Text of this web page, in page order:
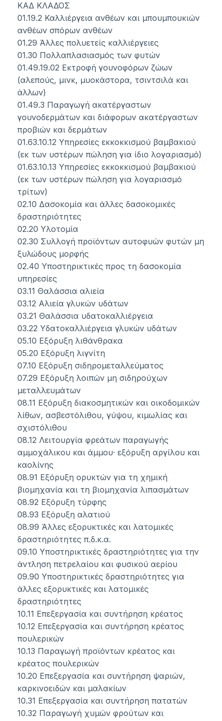
ΚΑΔ ΚΛΑΔΟΣ
01.19.2 Καλλιέργεια ανθέων και μπουμπουκιών
ανθέων σπόρων ανθέων
01.29 Άλλες πολυετείς καλλιέργειες
01.30 Πολλαπλασιασμός των φυτών
01.49.19.02 Εκτροφή γουνοφόρων ζώων
(αλεπούς, μινκ, μυοκάστορα, τσιντσιλά και
άλλων)
01.49.3 Παραγωγή ακατέργαστων
γουνοδερμάτων και διάφορων ακατέργαστων
προβιών και δερμάτων
01.63.10.12 Υπηρεσίες εκκοκκισμού βαμβακιού
(εκ των υστέρων πώληση για ίδιο λογαριασμό)
01.63.10.13 Υπηρεσίες εκκοκκισμού βαμβακιού
(εκ των υστέρων πώληση για λογαριασμό
τρίτων)
02.10 Δασοκομία και άλλες δασοκομικές
δραστηριότητες
02.20 Υλοτομία
02.30 Συλλογή προϊόντων αυτοφυών φυτών μη
ξυλώδους μορφής
02.40 Υποστηρικτικές προς τη δασοκομία
υπηρεσίες
03.11 Θαλάσσια αλιεία
03.12 Αλιεία γλυκών υδάτων
03.21 Θαλάσσια υδατοκαλλιέργεια
03.22 Υδατοκαλλιέργεια γλυκών υδάτων
05.10 Εξόρυξη λιθάνθρακα
05.20 Εξόρυξη λιγνίτη
07.10 Εξόρυξη σιδηρομεταλλεύματος
07.29 Εξόρυξη λοιπών μη σιδηρούχων
μεταλλευμάτων
08.11 Εξόρυξη διακοσμητικών και οικοδομικών
λίθων, ασβεστόλιθου, γύψου, κιμωλίας και
σχιστόλιθου
08.12 Λειτουργία φρεάτων παραγωγής
αμμοχάλικου και άμμου· εξόρυξη αργίλου και
καολίνης
08.91 Εξόρυξη ορυκτών για τη χημική
βιομηχανία και τη βιομηχανία λιπασμάτων
08.92 Εξόρυξη τύρφης
08.93 Εξόρυξη αλατιού
08.99 Άλλες εξορυκτικές και λατομικές
δραστηριότητες π.δ.κ.α.
09.10 Υποστηρικτικές δραστηριότητες για την
άντληση πετρελαίου και φυσικού αερίου
09.90 Υποστηρικτικές δραστηριότητες για
άλλες εξορυκτικές και λατομικές
δραστηριότητες
10.11 Επεξεργασία και συντήρηση κρέατος
10.12 Επεξεργασία και συντήρηση κρέατος
πουλερικών
10.13 Παραγωγή προϊόντων κρέατος και
κρέατος πουλερικών
10.20 Επεξεργασία και συντήρηση ψαριών,
καρκινοειδών και μαλακίων
10.31 Επεξεργασία και συντήρηση πατατών
10.32 Παραγωγή χυμών φρούτων και